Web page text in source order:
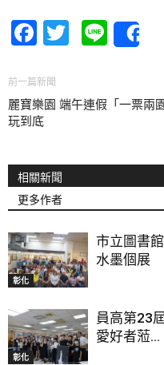
Facebook
Twitter
Line
前一篇新聞
麗寶樂園 端午連假「一票兩園
玩到底
相關新聞
更多作者
彰化
市立圖書
水墨個展
彰化
員高第23
愛好者蒞...